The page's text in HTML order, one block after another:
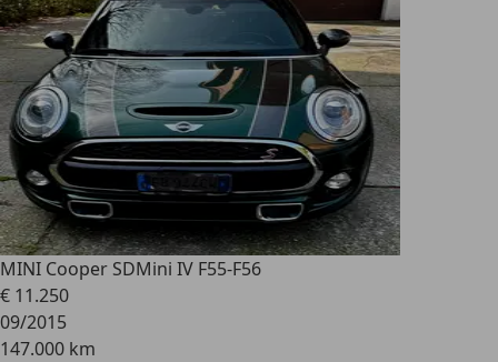
MINI Cooper SDMini IV F55-F56
€ 11.250
09/2015
147.000 km